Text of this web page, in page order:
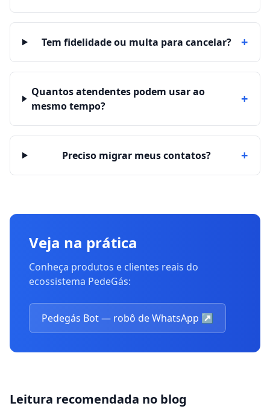
Tem fidelidade ou multa para cancelar? +
Quantos atendentes podem usar ao
mesmo tempo?
+
Preciso migrar meus contatos? +
Veja na prática
Conheça produtos e clientes reais do
ecossistema PedeGás:
Pedegás Bot — robô de WhatsApp ↗
Leitura recomendada no blog